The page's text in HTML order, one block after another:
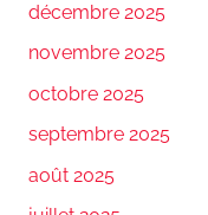
décembre 2025
novembre 2025
octobre 2025
septembre 2025
août 2025